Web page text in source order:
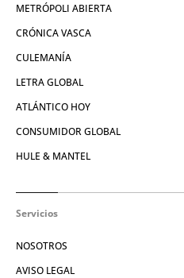
METRÓPOLI ABIERTA
CRÓNICA VASCA
CULEMANÍA
LETRA GLOBAL
ATLÁNTICO HOY
CONSUMIDOR GLOBAL
HULE & MANTEL
Servicios
NOSOTROS
AVISO LEGAL